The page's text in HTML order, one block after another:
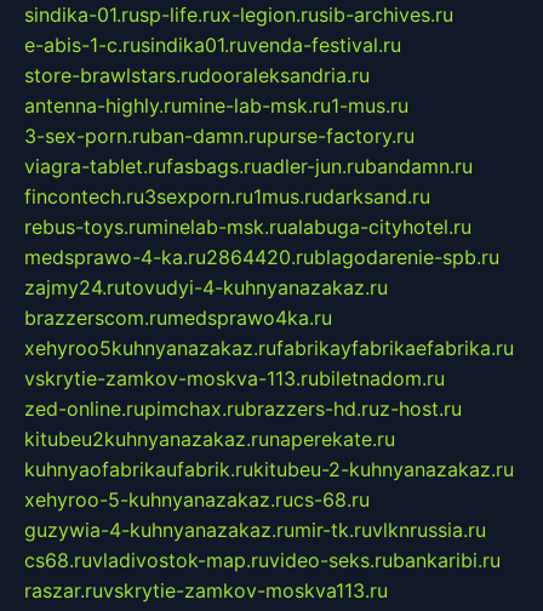
sindika-01.rusp-life.rux-legion.rusib-archives.ru
e-abis-1-c.rusindika01.ruvenda-festival.ru
store-brawlstars.rudooraleksandria.ru
antenna-highly.rumine-lab-msk.ru1-mus.ru
3-sex-porn.ruban-damn.rupurse-factory.ru
viagra-tablet.rufasbags.ruadler-jun.rubandamn.ru
fincontech.ru3sexporn.ru1mus.rudarksand.ru
rebus-toys.ruminelab-msk.rualabuga-cityhotel.ru
medsprawo-4-ka.ru2864420.rublagodarenie-spb.ru
zajmy24.rutovudyi-4-kuhnyanazakaz.ru
brazzerscom.rumedsprawo4ka.ru
xehyroo5kuhnyanazakaz.rufabrikayfabrikaefabrika.ru
vskrytie-zamkov-moskva-113.rubiletnadom.ru
zed-online.rupimchax.rubrazzers-hd.ruz-host.ru
kitubeu2kuhnyanazakaz.runaperekate.ru
kuhnyaofabrikaufabrik.rukitubeu-2-kuhnyanazakaz.ru
xehyroo-5-kuhnyanazakaz.rucs-68.ru
guzywia-4-kuhnyanazakaz.rumir-tk.ruvlknrussia.ru
cs68.ruvladivostok-map.ruvideo-seks.rubankaribi.ru
raszar.ruvskrytie-zamkov-moskva113.ru